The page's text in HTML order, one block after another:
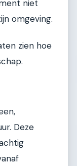
niet
omgeving.
zien hoe
Deze